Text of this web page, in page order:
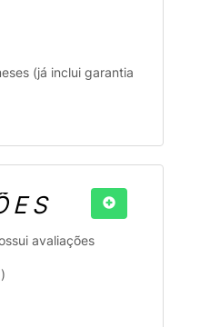
(já inclui garantia
avaliações